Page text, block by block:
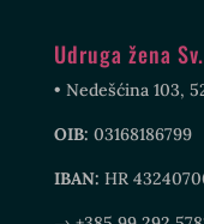
Udruga žena
• Nedešćina 103,
OIB: 03168186799
IBAN: HR